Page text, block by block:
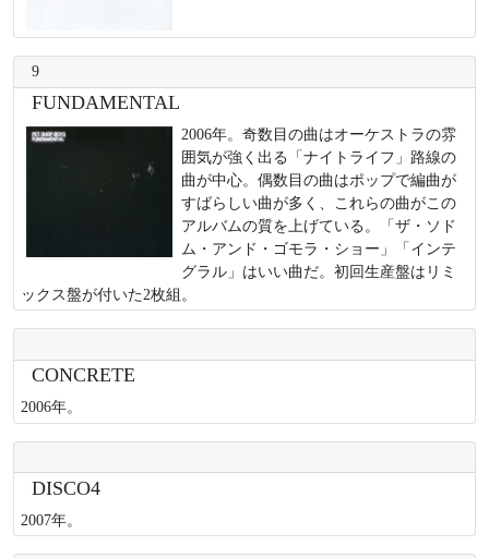
9
FUNDAMENTAL
2006年。奇数目の曲はオーケストラの雰
囲気が強く出る「ナイトライフ」路線の
曲が中心。偶数目の曲はポップで編曲が
すばらしい曲が多く、これらの曲がこの
アルバムの質を上げている。「ザ・ソド
ム・アンド・ゴモラ・ショー」「インテ
グラル」はいい曲だ。初回生産盤はリミ
ックス盤が付いた2枚組。
CONCRETE
2006年。
DISCO4
2007年。